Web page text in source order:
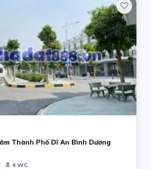
Thành Phố Dĩ An Bình Dương
🚿 4 WC